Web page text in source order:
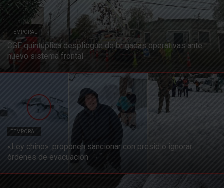
TEMPORAL
CGE quintuplica despliegue de brigadas operativas ante
nuevo sistema frontal
TEMPORAL
«Ley chino»: proponen sancionar con presidio ignorar
órdenes de evacuación